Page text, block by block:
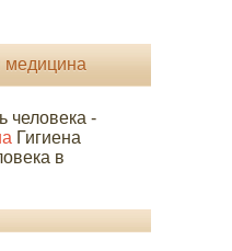
медицина
человека -
Гигиена
в